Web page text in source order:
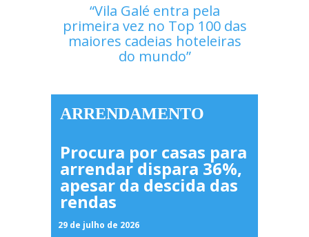
Vila Galé entra pela
primeira vez no Top 100 das
maiores cadeias hoteleiras
do mundo
ARRENDAMENTO
Procura por casas para
arrendar dispara 36%,
apesar da descida das
rendas
29 de julho de 2026